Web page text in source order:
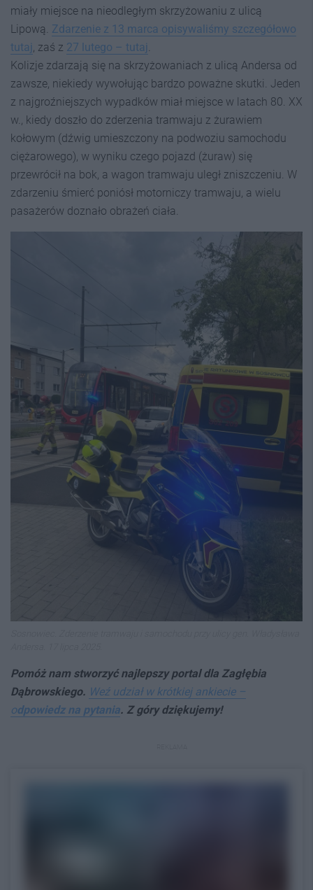
miały miejsce na nieodległym skrzyżowaniu z ulicą
Lipową. Zdarzenie z 13 marca opisywaliśmy szczegółowo
tutaj, zaś z 27 lutego – tutaj.
Kolizje zdarzają się na skrzyżowaniach z ulicą Andersa od
zawsze, niekiedy wywołując bardzo poważne skutki. Jeden
z najgroźniejszych wypadków miał miejsce w latach 80. XX
w., kiedy doszło do zderzenia tramwaju z żurawiem
kołowym (dźwig umieszczony na podwoziu samochodu
ciężarowego), w wyniku czego pojazd (żuraw) się
przewrócił na bok, a wagon tramwaju uległ zniszczeniu. W
zdarzeniu śmierć poniósł motorniczy tramwaju, a wielu
pasażerów doznało obrażeń ciała.
Pomóż nam stworzyć najlepszy portal dla Zagłębia
Dąbrowskiego. Weź udział w krótkiej ankiecie –
odpowiedz na pytania. Z góry dziękujemy!